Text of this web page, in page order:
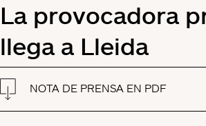
La provocadora
llega a Lleida
NOTA DE PRENSA EN PDF